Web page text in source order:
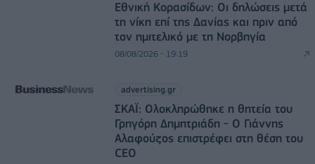
Εθνική Κορασίδων: Οι δηλώσεις μετά
τη νίκη επί της Δανίας και πριν από
τον ημιτελικό με τη Νορβηγία
08/08/2026 - 19:19
advertising.gr
ΣΚΑΪ: Ολοκληρώθηκε η θητεία του
Γρηγόρη Δημητριάδη - Ο Γιάννης
Αλαφούζος επιστρέφει στη θέση του
CEO